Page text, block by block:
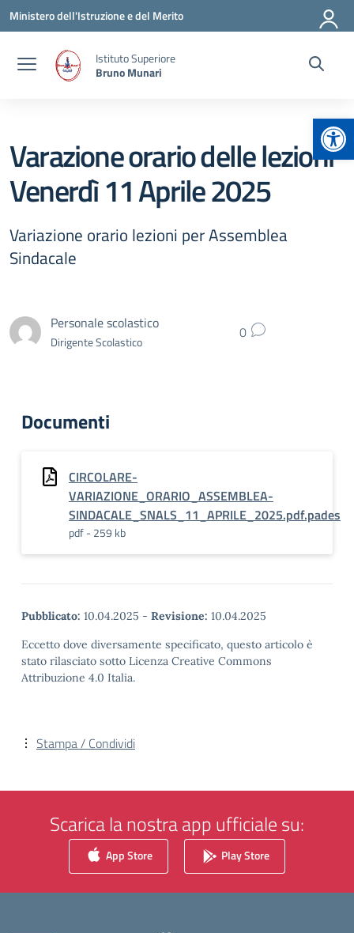
Vai ai contenuti
Vai al menu di navigazione
Vai al footer
Ministero dell'Istruzione e del Merito
Istituto Superiore
Bruno Munari
Varazione orario delle lezioni
Venerdì 11 Aprile 2025
Variazione orario lezioni per Assemblea
Sindacale
Personale scolastico
Dirigente Scolastico 0
Documenti
CIRCOLARE-
VARIAZIONE_ORARIO_ASSEMBLEA-
SINDACALE_SNALS_11_APRILE_2025.pdf.pades
pdf - 259 kb
Pubblicato: 10.04.2025 - Revisione: 10.04.2025
Eccetto dove diversamente specificato, questo articolo è
stato rilasciato sotto Licenza Creative Commons
Attribuzione 4.0 Italia.
Stampa / Condividi
Scarica la nostra app ufficiale su:
App Store Play Store